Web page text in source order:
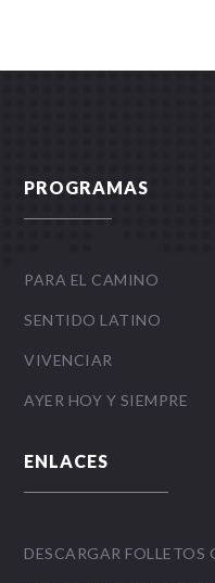
PROGRAMAS
PARA EL CAMINO
SENTIDO LATINO
VIVENCIAR
AYER HOY Y SIEMPRE
ENLACES
DESCARGAR FOLLETOS